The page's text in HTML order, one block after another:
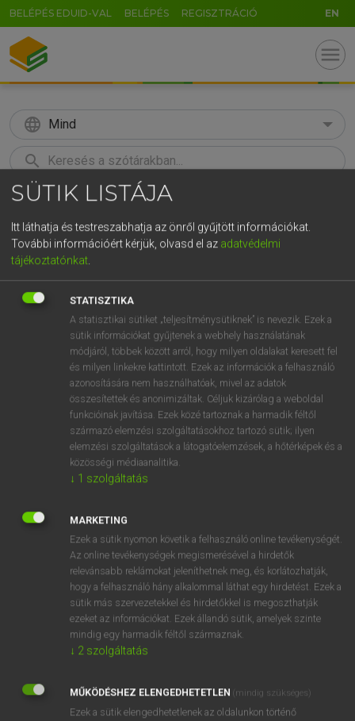
BELÉPÉS EDUID-VAL BELÉPÉS REGISZTRÁCIÓ EN
menu
language Mind
search
KERESÉS
Európai uniós terminológiai szótár
VAN ELŐFIZETÉSED?
Van előfizetésem a teljes szócikk megtekintéséhez.
BELÉPÉS
NINCS ELŐFIZETÉSED?
Nincs regisztrációm és előfizetésem. A szótár 2 órás,
díjmentes próbaverziójának elindításához regisztrálok és
belépek.
REGISZTRÁCIÓ
SÜTIK LISTÁJA
Itt láthatja és testreszabhatja az önről gyűjtött információkat.
További információért kérjük, olvasd el az adatvédelmi
tájékoztatónkat.
STATISZTIKA
A statisztikai sütiket „teljesítménysütiknek” is nevezik. Ezek a
sütik információkat gyűjtenek a webhely használatának
módjáról, többek között arról, hogy milyen oldalakat keresett fel
és milyen linkekre kattintott. Ezek az információk a felhasználó
azonosítására nem használhatóak, mivel az adatok
összesítettek és anonimizáltak. Céljuk kizárólag a weboldal
funkcióinak javítása. Ezek közé tartoznak a harmadik féltől
származó elemzési szolgáltatásokhoz tartozó sütik; ilyen
elemzési szolgáltatások a látogatóelemzések, a hőtérképek és a
közösségi médiaanalitika.
↓ 1 szolgáltatás
MARKETING
Ezek a sütik nyomon követik a felhasználó online tevékenységét.
Az online tevékenységek megismerésével a hirdetők
relevánsabb reklámokat jeleníthetnek meg, és korlátozhatják,
hogy a felhasználó hány alkalommal láthat egy hirdetést. Ezek a
sütik más szervezetekkel és hirdetőkkel is megoszthatják
ezeket az információkat. Ezek állandó sütik, amelyek szinte
mindig egy harmadik féltől származnak.
↓ 2 szolgáltatás
MŰKÖDÉSHEZ ELENGEDHETETLEN (mindig szükséges)
Ezek a sütik elengedhetetlenek az oldalunkon történő
GR
t z u i o p
g h j k l é á ű Ω
n m , . AltGr